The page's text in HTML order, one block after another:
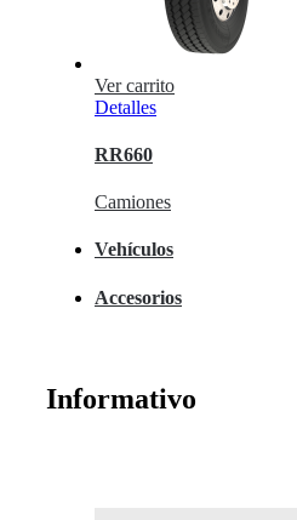
Ver carrito
Detalles
RR660
Camiones
Vehículos
Accesorios
Informativo